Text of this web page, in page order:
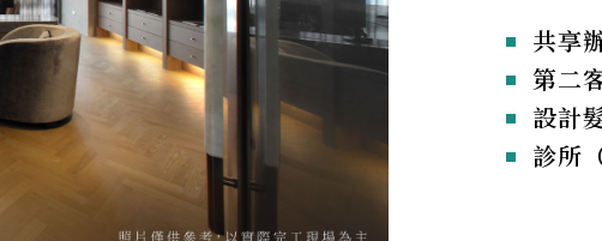
第二客廳
共享
第二
設計
診所